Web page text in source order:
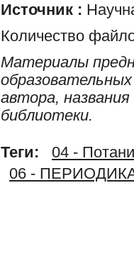
Источник :
Количество
Материалы
автора,
библиотеки.
Теги:
04 -
06 -